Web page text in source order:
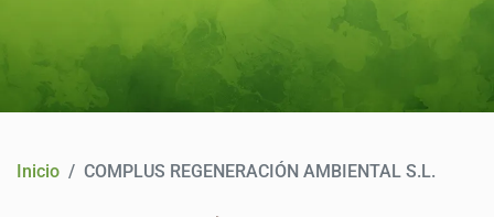
COMUNICACIÓN
CONTACTO
Inicio COMPLUS REGENERACIÓN AMBIENTAL S.L.